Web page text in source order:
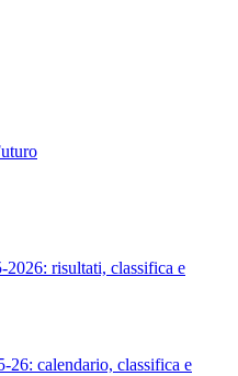
risultati, classifica e
26: calendario, classifica e